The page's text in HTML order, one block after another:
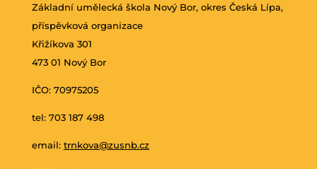
Základní umělecká škola Nový Bor, okres Česká Lípa,
příspěvková organizace
Křižíkova 301
473 01 Nový Bor
IČO: 70975205
tel: 703 187 498
email: trnkova@zusnb.cz